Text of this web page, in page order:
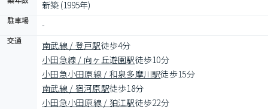
新築 (1995年)
駐車場 -
交通 南武線 / 登戸駅徒歩4分
小田急線 / 向ヶ丘遊園駅徒歩10分
小田急小田原線 / 和泉多摩川駅徒歩15分
南武線 / 宿河原駅徒歩18分
小田急小田原線 / 狛江駅徒歩22分